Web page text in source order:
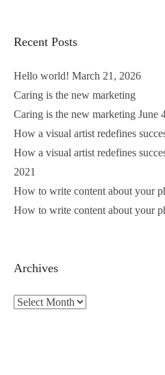
Recent Posts
Hello world! March 21, 2026
Caring is the new marketing
Caring is the new marketing June
How a visual artist redefines
How a visual artist redefines
2021
How to write content about your
How to write content about your
Archives